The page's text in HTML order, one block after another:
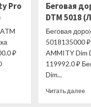
Pro
₽
Беговая
DTM 5018
Беговая
5018135000
AMMITY Dim
119992.0 ₽
Dim...
Читать далее